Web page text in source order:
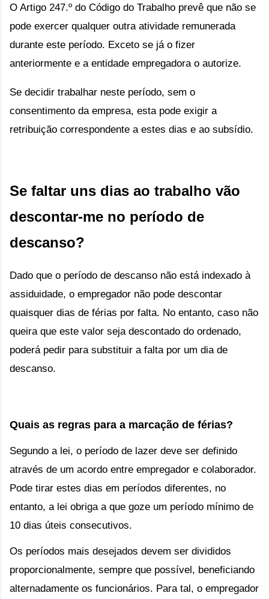
O Artigo 247.º do Código do Trabalho prevê que não se
pode exercer qualquer outra atividade remunerada
durante este período. Exceto se já o fizer
anteriormente e a entidade empregadora o autorize.
Se decidir trabalhar neste período, sem o
consentimento da empresa, esta pode exigir a
retribuição correspondente a estes dias e ao subsídio.
Se faltar uns dias ao trabalho vão
descontar-me no período de
descanso?
Dado que o período de descanso não está indexado à
assiduidade, o empregador não pode descontar
quaisquer dias de férias por falta. No entanto, caso não
queira que este valor seja descontado do ordenado,
poderá pedir para substituir a falta por um dia de
descanso.
Quais as regras para a marcação de férias?
Segundo a lei, o período de lazer deve ser definido
através de um acordo entre empregador e colaborador.
Pode tirar estes dias em períodos diferentes, no
entanto, a lei obriga a que goze um período mínimo de
10 dias úteis consecutivos.
Os períodos mais desejados devem ser divididos
proporcionalmente, sempre que possível, beneficiando
alternadamente os funcionários. Para tal, o empregador